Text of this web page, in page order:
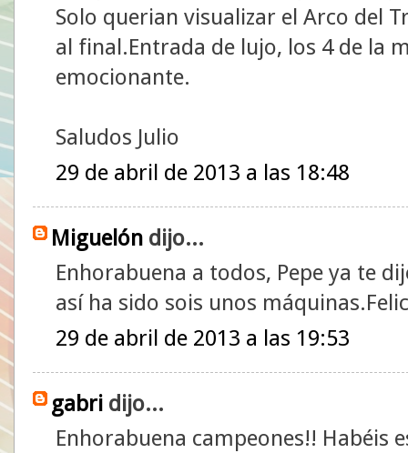
Solo querian visualizar el Arco del
al final.Entrada de lujo, los 4 de la
emocionante.
Saludos Julio
29 de abril de 2013 a las 18:48
Miguelón dijo...
Enhorabuena a todos, Pepe ya te
así ha sido sois unos
29 de abril de 2013 a las 19:53
gabri dijo...
Enhorabuena campeones!! Habéis